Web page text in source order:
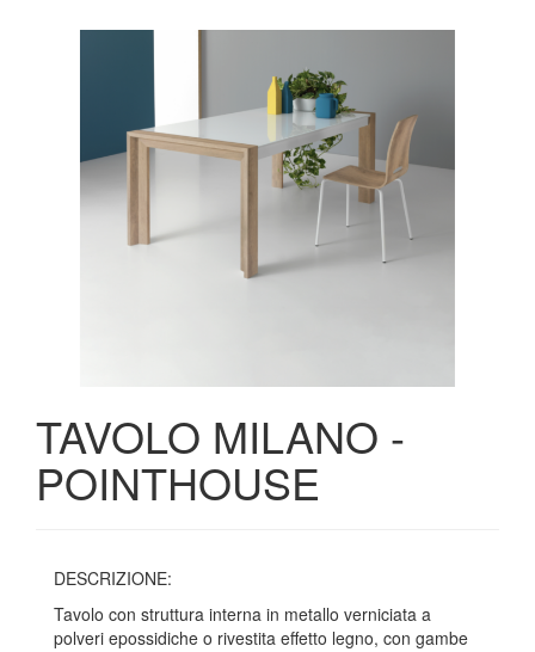
TAVOLO MILANO -
POINTHOUSE
DESCRIZIONE:
Tavolo con struttura interna in metallo verniciata a
polveri epossidiche o rivestita effetto legno, con gambe